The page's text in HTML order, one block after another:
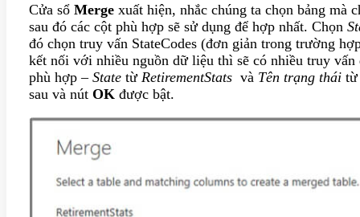
Cửa sổ Merge xuất hiện, nhắc chúng ta chọn bảng mà
sau đó các cột phù hợp sẽ sử dụng để hợp nhất. Chọn
đó chọn truy vấn StateCodes (đơn giản trong trường
kết nối với nhiều nguồn dữ liệu thì sẽ có nhiều truy
phù hợp – State từ RetirementStats và Tên trạng thái từ
sau và nút OK được bật.